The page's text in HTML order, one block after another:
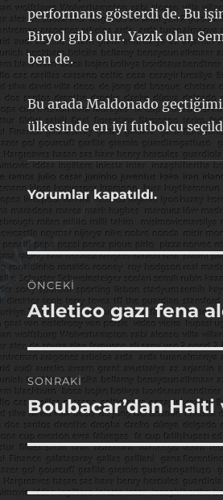
performans gösterdi de. Bu
Biryol gibi olur. Yazık olan
ben de.
Bu arada Maldonado
ülkesinde en iyi futbolcu
Yorumlar kapatıldı.
Yazı
gezinmesi
ÖNCEKI
Önceki
yazı:
Atletico gazı fena
SONRAKI
Sonraki
yazı:
Boubacar’dan Haiti